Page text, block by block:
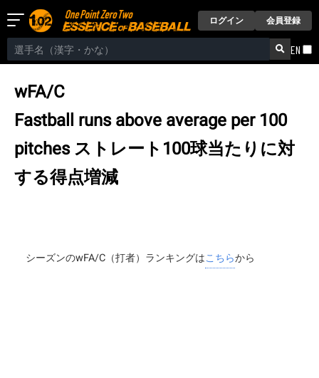
ログイン 会員登録
EN
wFA/C
Fastball runs above average per 100
pitchesストレート100球当たりに対
する得点増減
シーズンのwFA/C（打者）ランキングはこちらから